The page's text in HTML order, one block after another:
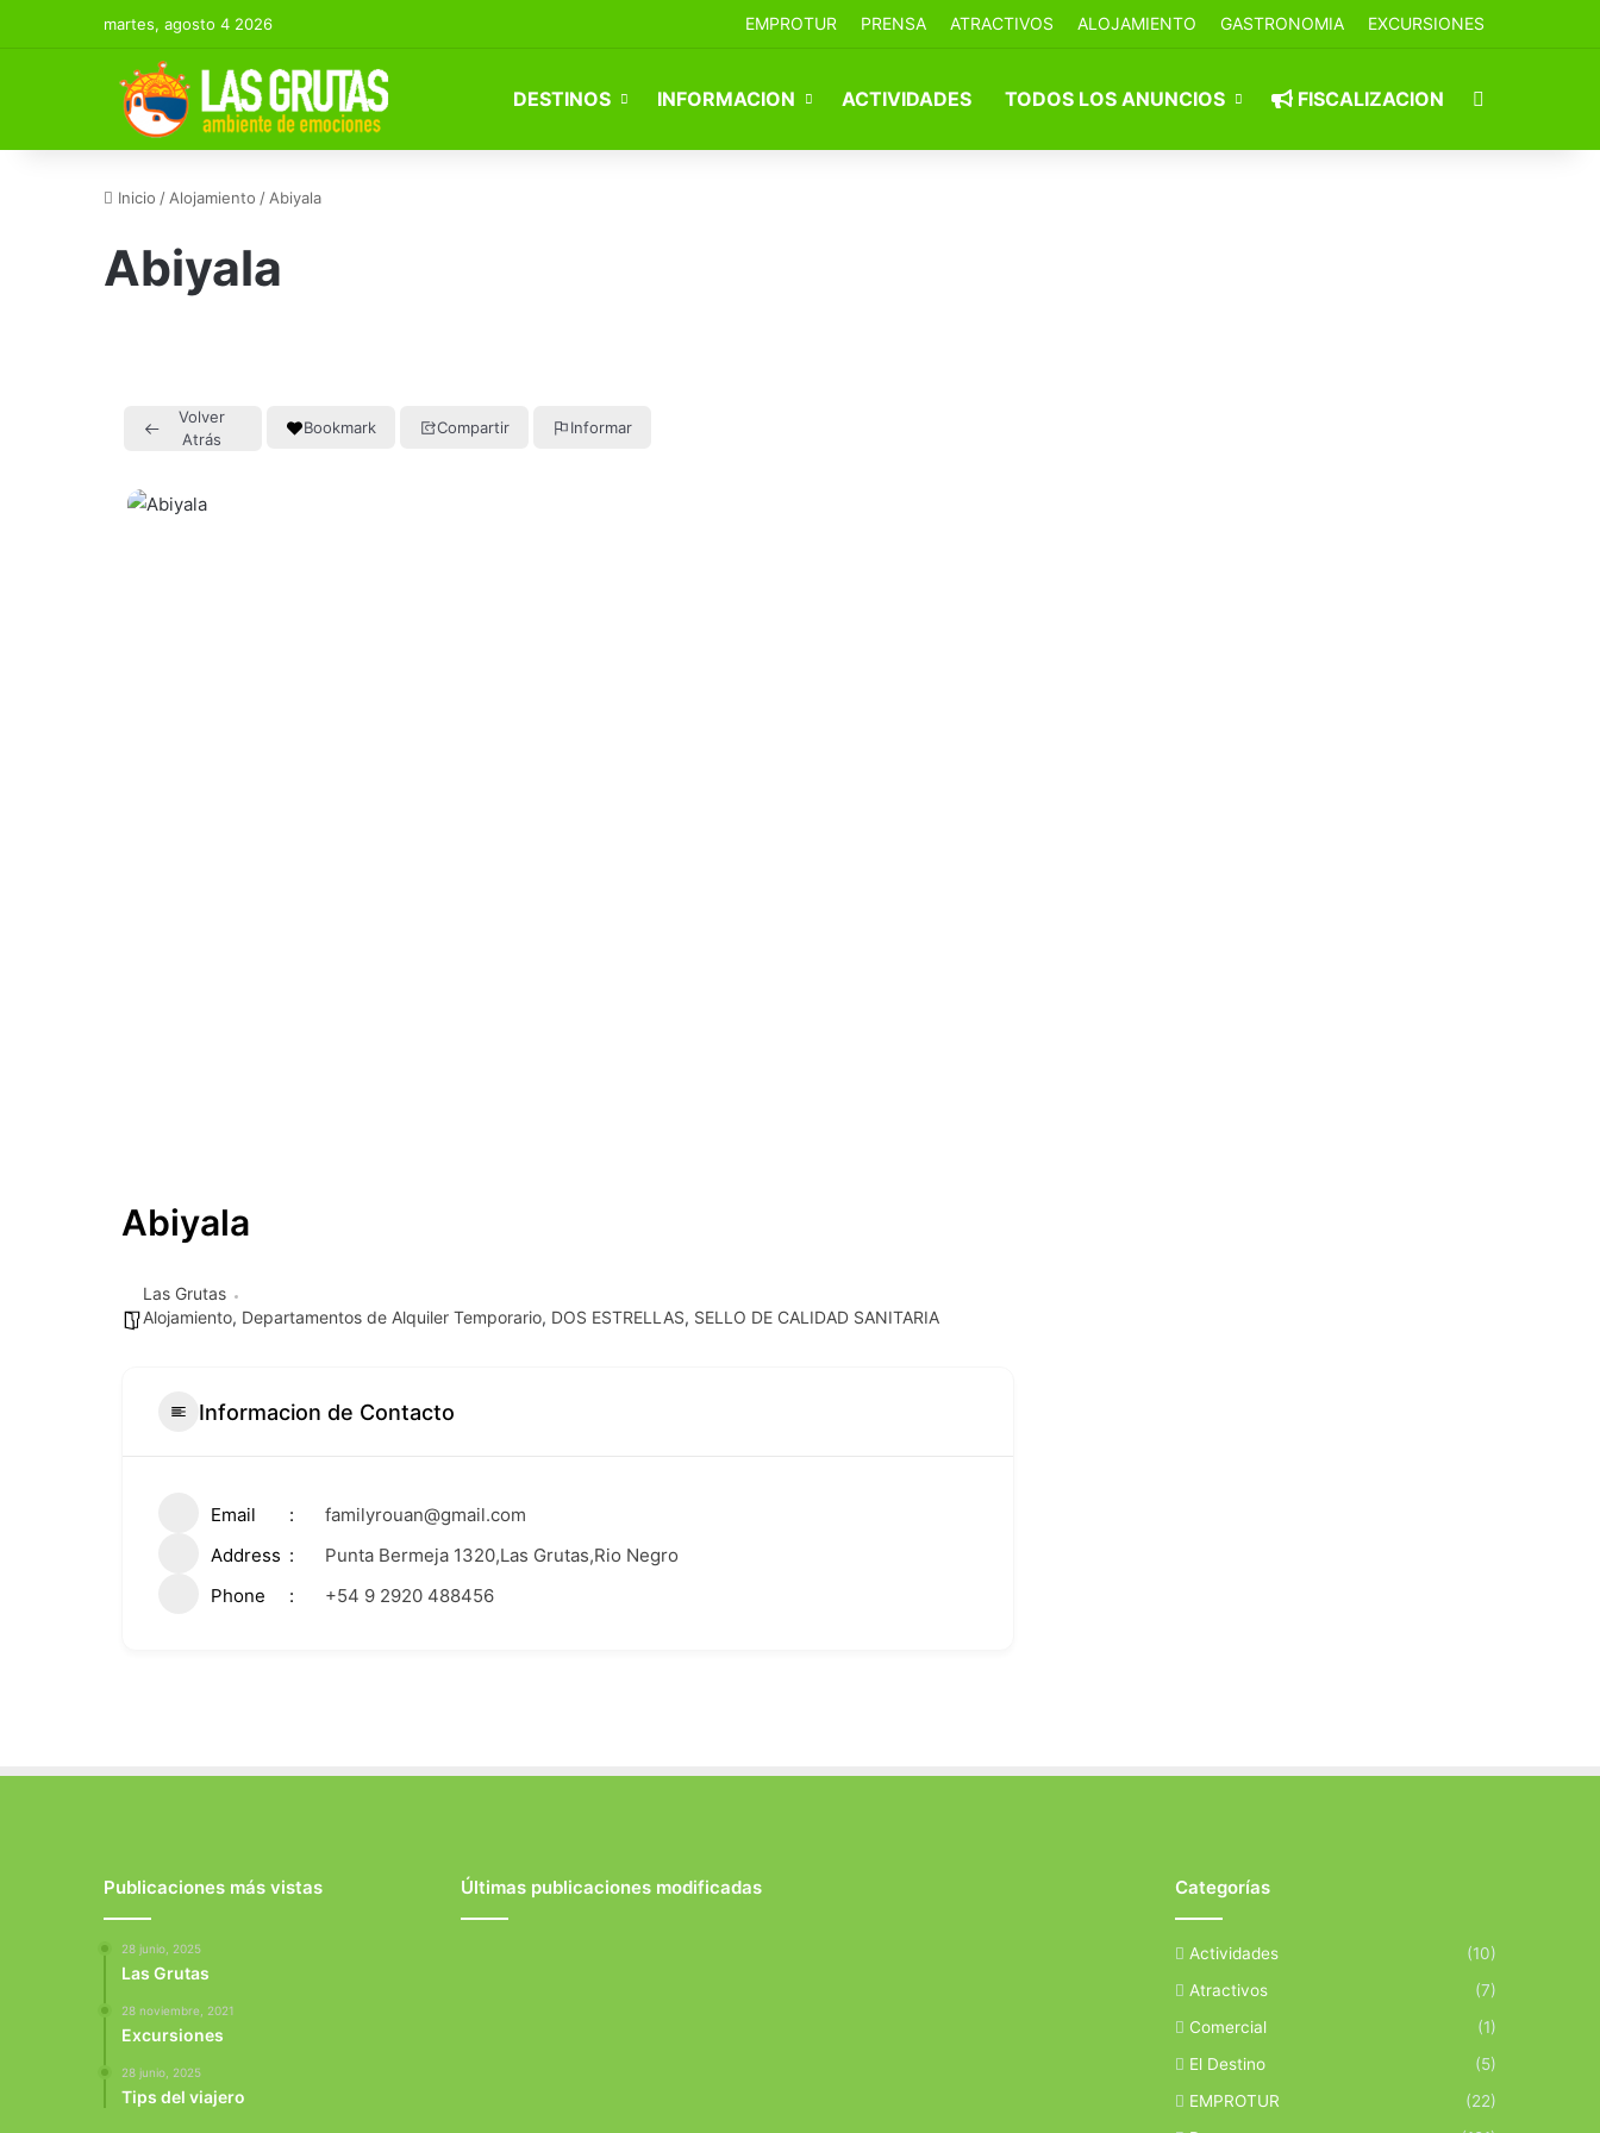
martes, agosto 4 2026 EMPROTUR PRENSA ATRACTIVOS ALOJAMIENTO GASTRONOMIA EXCURSIONES
DESTINOS INFORMACION ACTIVIDADES TODOS LOS ANUNCIOS FISCALIZACION
Inicio / Alojamiento / Abiyala
Abiyala
Volver
Atrás
Bookmark Compartir Informar
Abiyala
Las Grutas
Alojamiento, Departamentos de Alquiler Temporario, DOS ESTRELLAS, SELLO DE CALIDAD SANITARIA
Informacion de Contacto
Email
familyrouan@gmail.com
Address
Punta Bermeja 1320,Las Grutas,Rio Negro
Phone
+54 9 2920 488456
Publicaciones más vistas
28 junio, 2025
Las Grutas
28 noviembre, 2021
Excursiones
28 junio, 2025
Tips del viajero
Últimas publicaciones modificadas Categorías
Actividades
(10)
Atractivos
(7)
Comercial
(1)
El Destino
(5)
EMPROTUR
(22)